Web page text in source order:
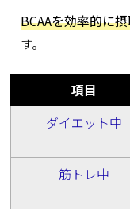
BCAAを効率的に
す。
項目
ダイエット中
筋トレ中